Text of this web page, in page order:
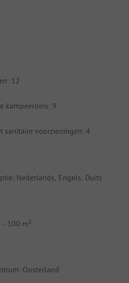
12
kampeerders: 9
sanitaire voorzieningen: 4
Nederlands, Engels, Duits
100 m²
Oosterland